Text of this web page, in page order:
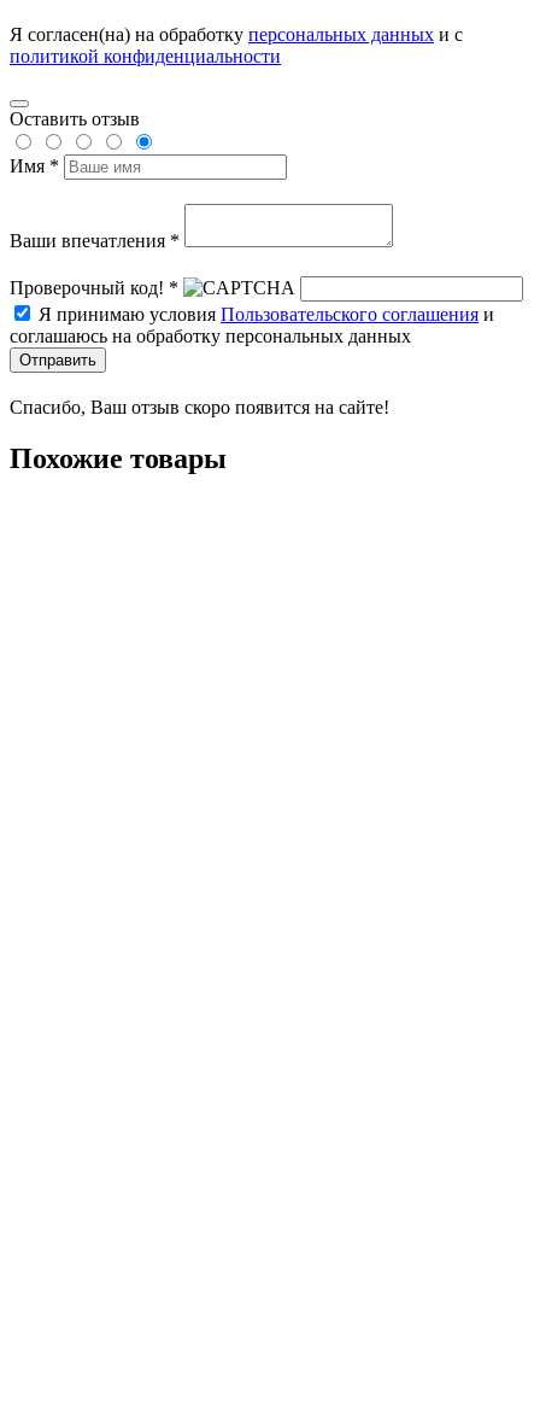
Я согласен(на) на обработку персональных данных и с
политикой конфиденциальности
Оставить отзыв
Имя *
Ваши впечатления *
Проверочный код! *
Я принимаю условия Пользовательского соглашения и
соглашаюсь на обработку персональных данных
Отправить
Спасибо, Ваш отзыв скоро появится на сайте!
Похожие товары